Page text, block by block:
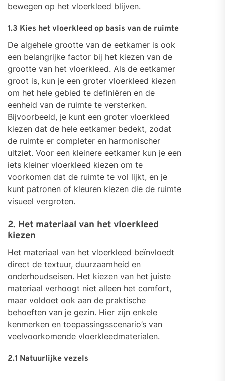
bewegen op het vloerkleed blijven.
1.3 Kies het vloerkleed op basis van de ruimte
De algehele grootte van de eetkamer is ook
een belangrijke factor bij het kiezen van de
grootte van het vloerkleed. Als de eetkamer
groot is, kun je een groter vloerkleed kiezen
om het hele gebied te definiëren en de
eenheid van de ruimte te versterken.
Bijvoorbeeld, je kunt een groter vloerkleed
kiezen dat de hele eetkamer bedekt, zodat
de ruimte er completer en harmonischer
uitziet. Voor een kleinere eetkamer kun je een
iets kleiner vloerkleed kiezen om te
voorkomen dat de ruimte te vol lijkt, en je
kunt patronen of kleuren kiezen die de ruimte
visueel vergroten.
2. Het materiaal van het vloerkleed
kiezen
Het materiaal van het vloerkleed beïnvloedt
direct de textuur, duurzaamheid en
onderhoudseisen. Het kiezen van het juiste
materiaal verhoogt niet alleen het comfort,
maar voldoet ook aan de praktische
behoeften van je gezin. Hier zijn enkele
kenmerken en toepassingsscenario’s van
veelvoorkomende vloerkleedmaterialen.
2.1 Natuurlijke vezels